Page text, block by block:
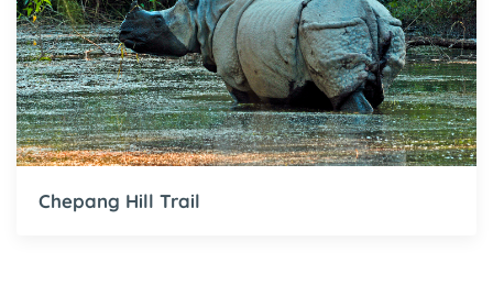
Chepang Hill Trail